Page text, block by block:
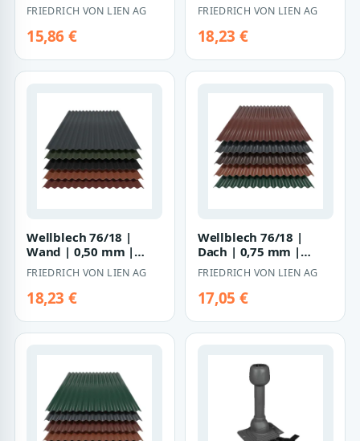
Stahl | 60 µm
PURAMID
FRIEDRICH VON LIEN AG
15,86 €
Stahl | 80 µm Shimoco
FRIEDRICH VON LIEN AG
18,23 €
Wellblech 76/18 |
Wand | 0,50 mm |
Stahl | 80 µm Shimoco
FRIEDRICH VON LIEN AG
18,23 €
Wellblech 76/18 |
Dach | 0,75 mm |
Stahl | 60 µm
PURAMID
FRIEDRICH VON LIEN AG
17,05 €